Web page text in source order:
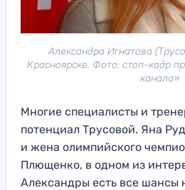
Александра Игнатова
Красноярске. Фото: стоп-кадр
канала»
Многие специалисты и
потенциал Трусовой. Яна
и жена олимпийского
Плющенко, в одном из
Александры есть все шансы